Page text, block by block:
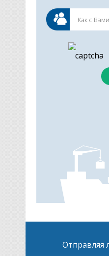
Отправляя